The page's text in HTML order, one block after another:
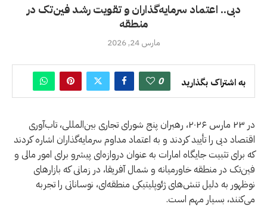
دبی.. اعتماد سرمایه‌گذاران و تقویت رشد فین‌تک در
منطقه
مارس 24, 2026
به اشتراک بگذارید 0
در ۲۳ مارس ۲۰۲۶، رهبران پنج شورای تجاری بین‌المللی، تاب‌آوری
اقتصاد دبی را تأیید کردند و به اعتماد مداوم سرمایه‌گذاران اشاره کردند
که برای تثبیت جایگاه امارات به عنوان دروازه‌ای پیشرو برای امور مالی و
فین‌تک در منطقه خاورمیانه و شمال آفریقا، در زمانی که بازارهای
نوظهور به دلیل تنش‌های ژئوپلیتیکی منطقه‌ای، نوساناتی را تجربه
می‌کنند، بسیار مهم است.